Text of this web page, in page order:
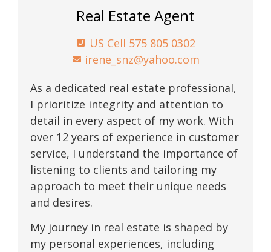
Real Estate Agent
US Cell 575 805 0302‬
irene_snz@yahoo.com
As a dedicated real estate professional,
I prioritize integrity and attention to
detail in every aspect of my work. With
over 12 years of experience in customer
service, I understand the importance of
listening to clients and tailoring my
approach to meet their unique needs
and desires.
My journey in real estate is shaped by
my personal experiences, including